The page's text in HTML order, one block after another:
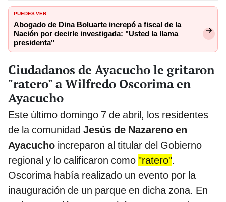
PUEDES VER:
Abogado de Dina Boluarte increpó a fiscal de la
Nación por decirle investigada: "Usted la llama
presidenta"
Ciudadanos de Ayacucho le gritaron
"ratero" a Wilfredo Oscorima en
Ayacucho
Este último domingo 7 de abril, los residentes
de la comunidad Jesús de Nazareno en
Ayacucho increparon al titular del Gobierno
regional y lo calificaron como "ratero".
Oscorima había realizado un evento por la
inauguración de un parque en dicha zona. En